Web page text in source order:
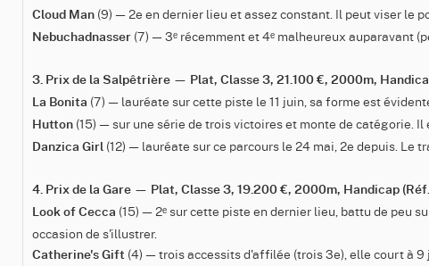
Cloud Man (9) — 2e en dernier lieu et assez constant. Il peut viser le
Nebuchadnasser (7) — 3ᵉ récemment et 4ᵉ malheureux auparavant
3. Prix de la Salpêtrière — Plat, Classe 3, 21.100 €, 2000m,
La Bonita (7) — lauréate sur cette piste le 11 juin, sa forme est
Hutton (15) — sur une série de trois victoires et monte de catégorie.
Danzica Girl (12) — lauréate sur ce parcours le 24 mai, 2e depuis. Le
4. Prix de la Gare — Plat, Classe 3, 19.200 €, 2000m, Handicap
Look of Cecca (15) — 2ᵉ sur cette piste en dernier lieu, battu de peu
occasion de s'illustrer.
Catherine's Gift (4) — trois accessits d'affilée (trois 3e), elle court à